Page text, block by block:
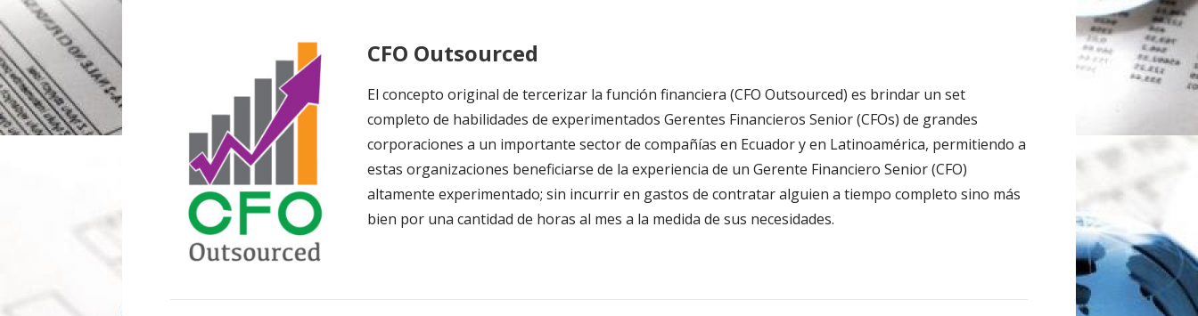
CFO Outsourced
El concepto original de tercerizar la función financiera (CFO Outsourced) es brindar un set
completo de habilidades de experimentados Gerentes Financieros Senior (CFOs) de grandes
corporaciones a un importante sector de compañías en Ecuador y en Latinoamérica, permitiendo a
estas organizaciones beneficiarse de la experiencia de un Gerente Financiero Senior (CFO)
altamente experimentado; sin incurrir en gastos de contratar alguien a tiempo completo sino más
bien por una cantidad de horas al mes a la medida de sus necesidades.